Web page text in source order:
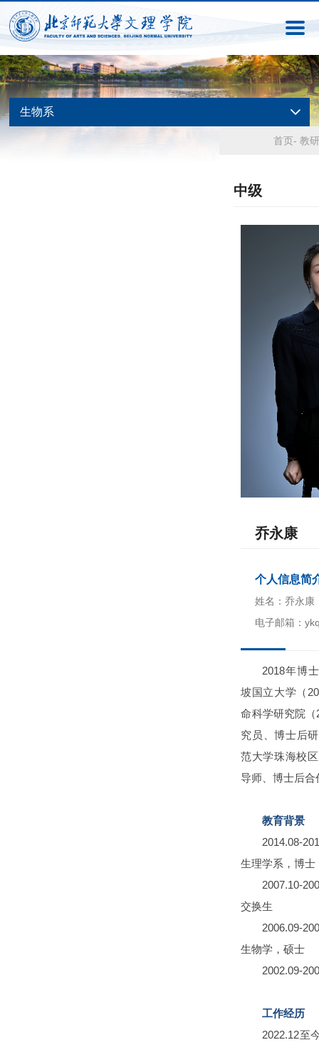
生物系
首页- 教
中级
乔永康
个人信息简
姓名：乔永康
电子邮箱：
2018年博
坡国立大学（
命科学研究院
究员、博士后
范大学珠海校
导师、博士后合
教育背景
2014.08-
生理学系，博士
2007.10-
交换生
2006.09-
生物学，硕士
2002.09-
工作经历
2022.12至